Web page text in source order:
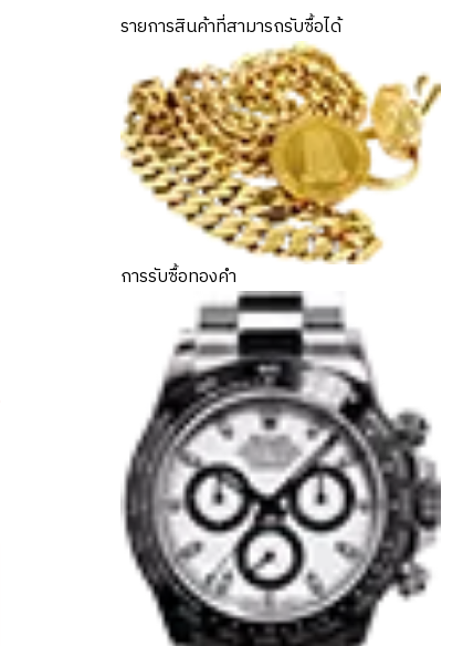
รายการสินค้าที่สามารถรับซื้อได้
การรับซื้อทองคำ